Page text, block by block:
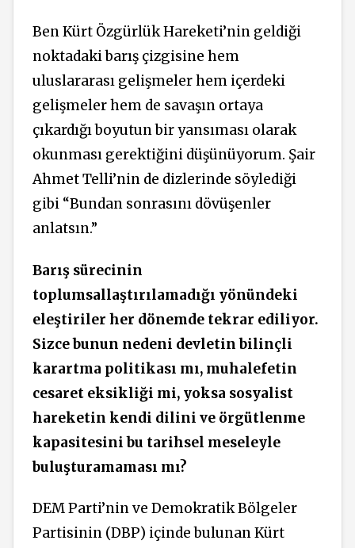
Ben Kürt Özgürlük Hareketi’nin geldiği
noktadaki barış çizgisine hem
uluslararası gelişmeler hem içerdeki
gelişmeler hem de savaşın ortaya
çıkardığı boyutun bir yansıması olarak
okunması gerektiğini düşünüyorum. Şair
Ahmet Telli’nin de dizlerinde söylediği
gibi “Bundan sonrasını dövüşenler
anlatsın.”
Barış sürecinin
toplumsallaştırılamadığı yönündeki
eleştiriler her dönemde tekrar ediliyor.
Sizce bunun nedeni devletin bilinçli
karartma politikası mı, muhalefetin
cesaret eksikliği mi, yoksa sosyalist
hareketin kendi dilini ve örgütlenme
kapasitesini bu tarihsel meseleyle
buluşturamaması mı?
DEM Parti’nin ve Demokratik Bölgeler
Partisinin (DBP) içinde bulunan Kürt